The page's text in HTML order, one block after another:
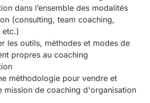
dans l’ensemble des modalités
(consulting, team coaching,
etc.)
les outils, méthodes et modes de
propres au coaching
méthodologie pour vendre et
mission de coaching d'organisation